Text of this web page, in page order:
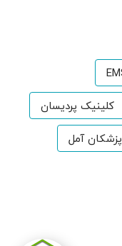
کلینیک پردیسان
آمل